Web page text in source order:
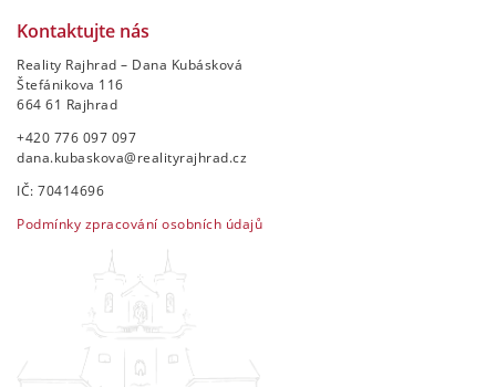
Kontaktujte nás
Reality Rajhrad – Dana Kubásková
Štefánikova 116
664 61 Rajhrad
+420 776 097 097
dana.kubaskova@realityrajhrad.cz
IČ: 70414696
Podmínky zpracování osobních údajů